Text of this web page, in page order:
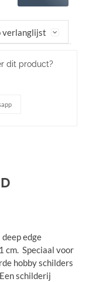
verlanglijst
dit product?
edge
cm. Speciaal voor
hobby schilders
schilderij